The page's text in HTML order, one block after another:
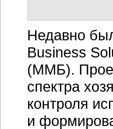
Недавно
Business
(ММБ).
спектра
контроля
и